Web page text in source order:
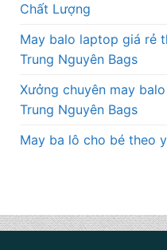
Chất Lượng
May balo laptop giá rẻ
Trung Nguyên Bags
Xưởng chuyên may
Trung Nguyên Bags
May ba lô cho bé theo